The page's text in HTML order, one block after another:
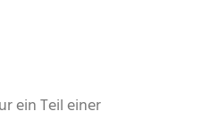
ein Teil einer